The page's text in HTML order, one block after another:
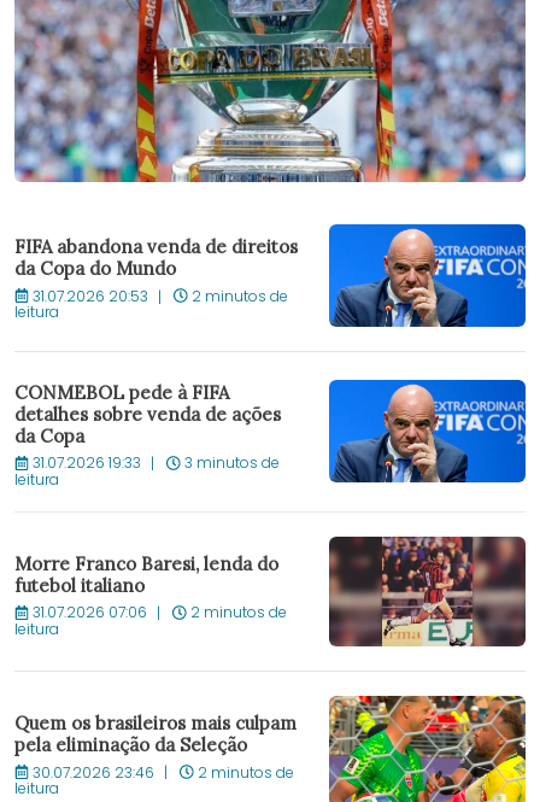
FIFA abandona venda de direitos
da Copa do Mundo
31.07.2026 20:53 2 minutos de
leitura
CONMEBOL pede à FIFA
detalhes sobre venda de ações
da Copa
31.07.2026 19:33 3 minutos de
leitura
Morre Franco Baresi, lenda do
futebol italiano
31.07.2026 07:06 2 minutos de
leitura
Quem os brasileiros mais culpam
pela eliminação da Seleção
30.07.2026 23:46 2 minutos de
leitura